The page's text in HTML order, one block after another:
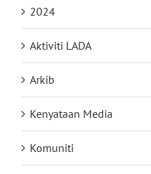
2024
Aktiviti LADA
Arkib
Kenyataan Media
Komuniti